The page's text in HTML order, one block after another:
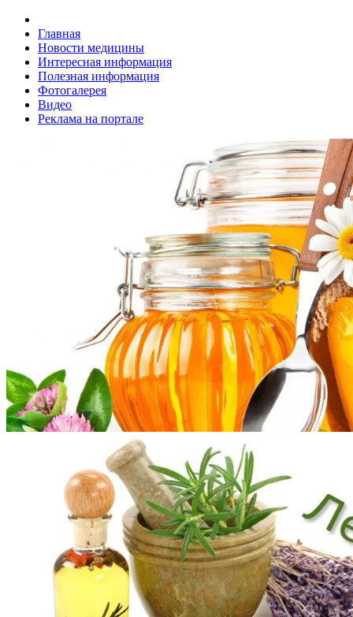
Главная
Новости медицины
Интересная информация
Полезная информация
Фотогалерея
Видео
Реклама на портале